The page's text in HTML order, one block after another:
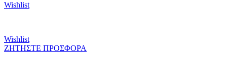
Wishlist
Wishlist
ΖΗΤΗΣΤΕ ΠΡΟΣΦΟΡΑ